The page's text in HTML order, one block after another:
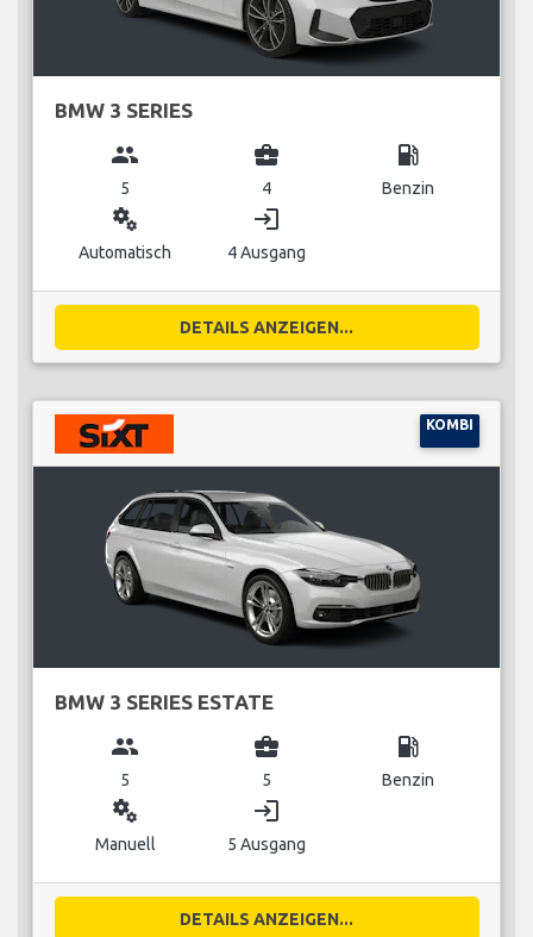
BMW 3 SERIES
group
5
business_center
4
local_gas_station
Benzin
miscellaneous_services
Automatisch
login
4 Ausgang
DETAILS ANZEIGEN...
KOMBI
BMW 3 SERIES ESTATE
group
5
business_center
5
local_gas_station
Benzin
miscellaneous_services
Manuell
login
5 Ausgang
DETAILS ANZEIGEN...